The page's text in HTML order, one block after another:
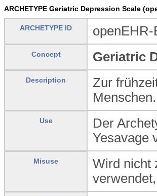
ARCHETYPE Geriatric Depression Scale
ARCHETYPE ID
Concept Geriatric
Description
Zur
Menschen.
Use
Der
Yesavage
Misuse
Wird nicht